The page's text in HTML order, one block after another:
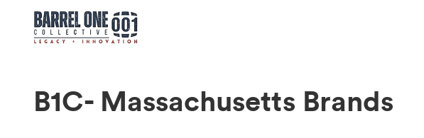
B1C- Massachusetts Brands